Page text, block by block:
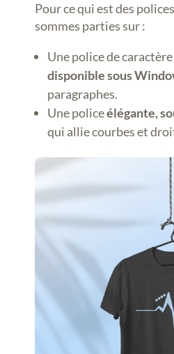
Pour ce qui est des
sommes parties sur :
Unepolice de caractère
disponible sous
paragraphes.
Une policeélégante,
qui allie courbes et